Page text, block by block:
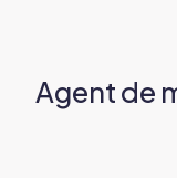
Agent de